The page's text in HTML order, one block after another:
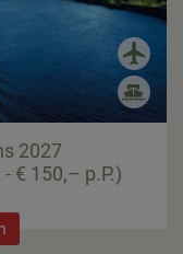
2027
€ 150,– p.P.)